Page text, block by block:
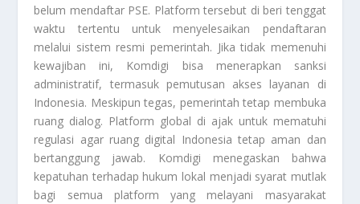
belum mendaftar PSE. Platform tersebut di beri tenggat
waktu tertentu untuk menyelesaikan pendaftaran
melalui sistem resmi pemerintah. Jika tidak memenuhi
kewajiban ini, Komdigi bisa menerapkan sanksi
administratif, termasuk pemutusan akses layanan di
Indonesia. Meskipun tegas, pemerintah tetap membuka
ruang dialog. Platform global di ajak untuk mematuhi
regulasi agar ruang digital Indonesia tetap aman dan
bertanggung jawab. Komdigi menegaskan bahwa
kepatuhan terhadap hukum lokal menjadi syarat mutlak
bagi semua platform yang melayani masyarakat